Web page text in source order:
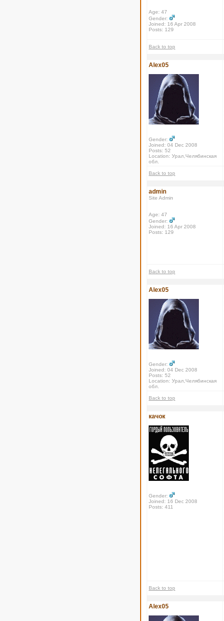
Age: 47
Gender:
Joined: 16 Apr 2008
Posts: 129
Back to top
Alex05
Gender:
Joined: 04 Dec 2008
Posts: 52
Location: Урал,Челябинская
обл.
Back to top
admin
Site Admin
Age: 47
Gender:
Joined: 16 Apr 2008
Posts: 129
Back to top
Alex05
Gender:
Joined: 04 Dec 2008
Posts: 52
Location: Урал,Челябинская
обл.
Back to top
качок
Gender:
Joined: 16 Dec 2008
Posts: 411
Back to top
Alex05